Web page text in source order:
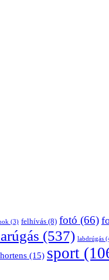
(3) felhívás (8) fotó (66)
(537) labdrúgás
(15) sport